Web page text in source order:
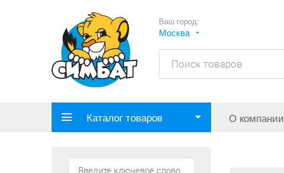
Ваш город:
Москва
Каталог товаров О компании